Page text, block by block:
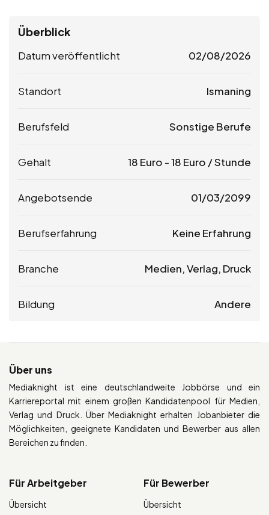
Überblick
Datum veröffentlicht 02/08/2026
Standort Ismaning
Berufsfeld Sonstige Berufe
Gehalt 18 Euro -18 Euro / Stunde
Angebotsende 01/03/2099
Berufserfahrung Keine Erfahrung
Branche Medien, Verlag, Druck
Bildung Andere
Über uns
Mediaknight ist eine deutschlandweite Jobbörse und ein
Karriereportal mit einem großen Kandidatenpool für Medien,
Verlag und Druck. Über Mediaknight erhalten Jobanbieter die
Möglichkeiten, geeignete Kandidaten und Bewerber aus allen
Bereichen zu finden.
Für Arbeitgeber
Übersicht
Für Bewerber
Übersicht